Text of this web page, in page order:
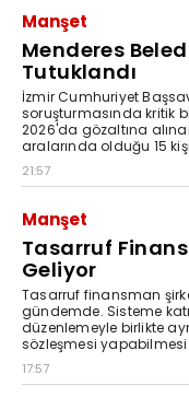
Manşet
Menderes
Tutuklandı
İzmir Cumhuriyet
soruşturmasında kritik
2026'da gözaltına
aralarında olduğu 15
21:57
Manşet
Tasarruf
Geliyor
Tasarruf finansman
gündemde. Sisteme
düzenlemeyle birlikte
sözleşmesi
17:57